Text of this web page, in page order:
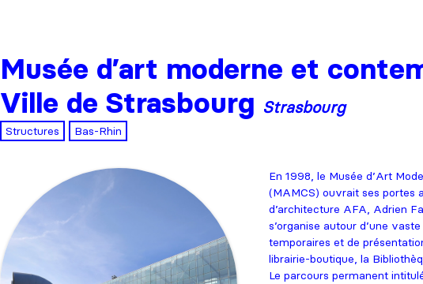
Musée d’art moderne et
Ville de Strasbourg Strasbourg
Structures Bas-Rhin
En 1998, le Musée d’Art
(MAMCS) ouvrait ses portes
d’architecture AFA, Adrien
s’organise autour d’une
temporaires et de
librairie-boutique, la
Le parcours permanent